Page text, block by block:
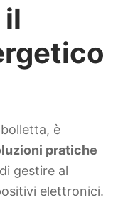
è
pratiche
gestire al
elettronici.